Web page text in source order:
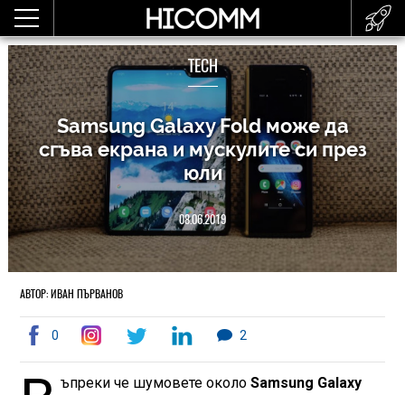
TECH
Samsung Galaxy Fold може да
сгъва екрана и мускулите си през
юли
08.06.2019
АВТОР: ИВАН ПЪРВАНОВ
0 2
ъпреки че шумовете околоSamsung Galaxy